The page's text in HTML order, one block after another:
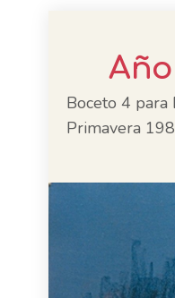
Año
Boceto 4 para
Primavera